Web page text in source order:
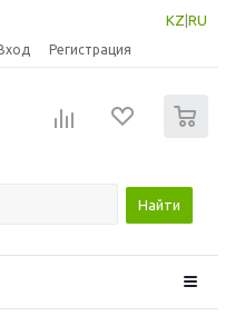
KZ RU
Регистрация
Найти